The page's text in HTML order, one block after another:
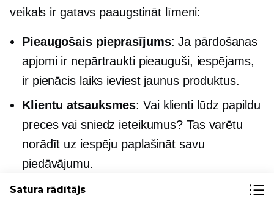
veikals ir gatavs paaugstināt līmeni:
Pieaugošais pieprasījums: Ja pārdošanas
apjomi ir nepārtraukti pieauguši, iespējams,
ir pienācis laiks ieviest jaunus produktus.
Klientu atsauksmes: Vai klienti lūdz papildu
preces vai sniedz ieteikumus? Tas varētu
norādīt uz iespēju paplašināt savu
piedāvājumu.
Peļņas normas
Satura rādītājs